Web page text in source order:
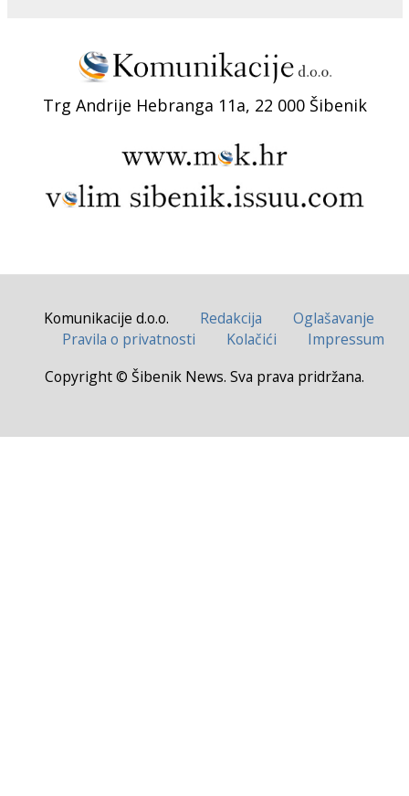
Trg Andrije Hebranga 11a, 22 000 Šibenik
Komunikacije d.o.o. Redakcija
Oglašavanje
Pravila o privatnosti
Kolačići
Impressum
Copyright © Šibenik News. Sva prava pridržana.